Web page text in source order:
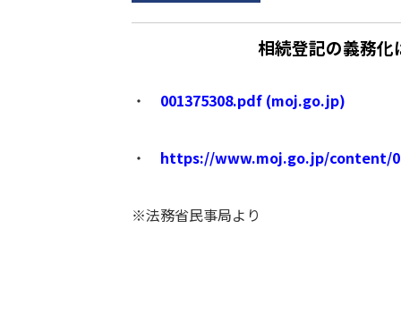
相続登記の義務化
・ 001375308.pdf (moj.go.jp)
・ https://www.moj.go.jp/content/
※法務省民事局より